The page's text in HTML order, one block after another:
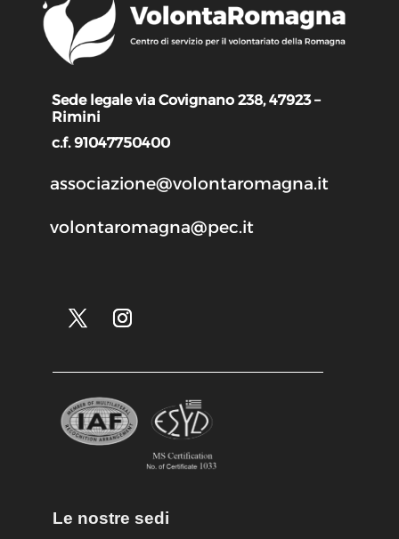
Sede legale via Covignano 238, 47923 –
Rimini
c.f. 91047750400
associazione@volontaromagna.it
volontaromagna@pec.it
Le nostre sedi